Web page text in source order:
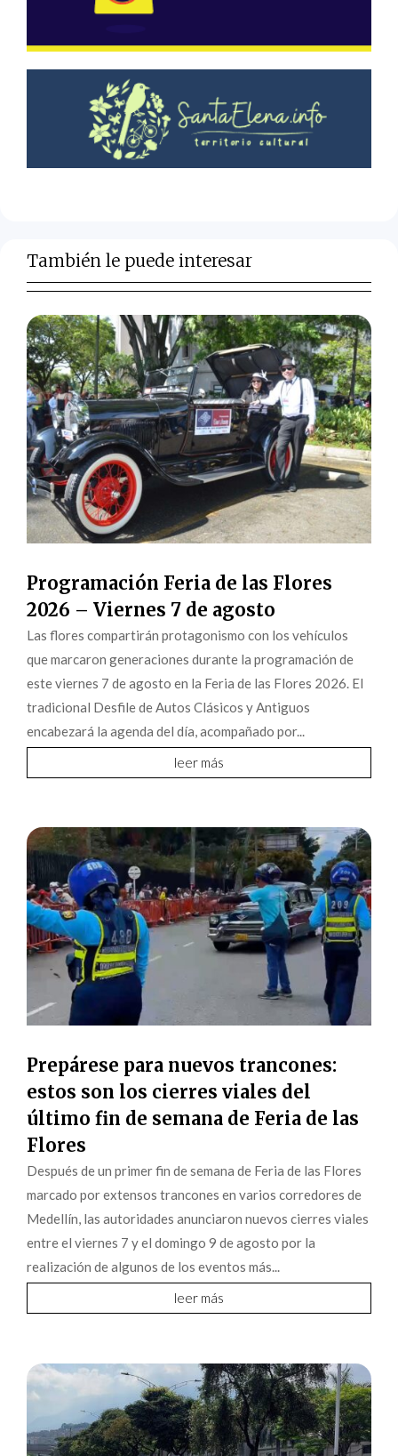
También le puede interesar
Programación Feria de las Flores
2026 – Viernes 7 de agosto
Las flores compartirán protagonismo con los vehículos
que marcaron generaciones durante la programación de
este viernes 7 de agosto en la Feria de las Flores 2026. El
tradicional Desfile de Autos Clásicos y Antiguos
encabezará la agenda del día, acompañado por...
leer más
Prepárese para nuevos trancones:
estos son los cierres viales del
último fin de semana de Feria de las
Flores
Después de un primer fin de semana de Feria de las Flores
marcado por extensos trancones en varios corredores de
Medellín, las autoridades anunciaron nuevos cierres viales
entre el viernes 7 y el domingo 9 de agosto por la
realización de algunos de los eventos más...
leer más